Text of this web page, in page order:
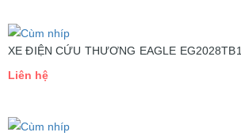
XE ĐIỆN CỨU THƯƠNG EAGLE EG2028TB1
Liên hệ